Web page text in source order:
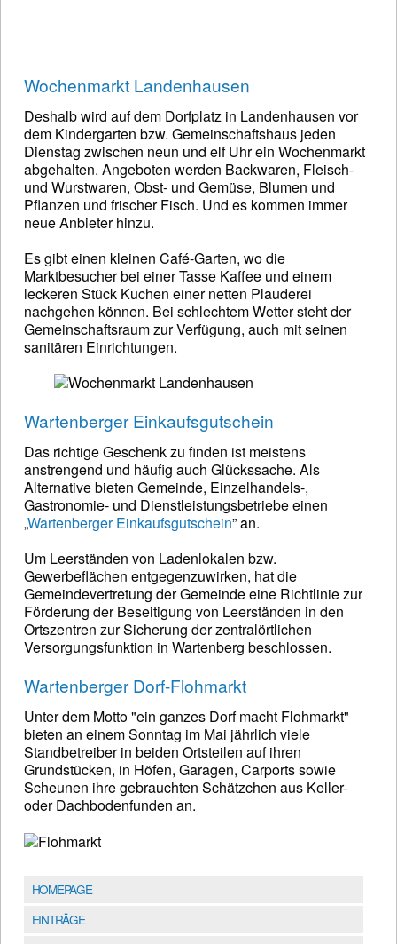
Wochenmarkt Landenhausen
Deshalb wird auf dem Dorfplatz in Landenhausen vor
dem Kindergarten bzw. Gemeinschaftshaus jeden
Dienstag zwischen neun und elf Uhr ein Wochenmarkt
abgehalten. Angeboten werden Backwaren, Fleisch-
und Wurstwaren, Obst- und Gemüse, Blumen und
Pflanzen und frischer Fisch. Und es kommen immer
neue Anbieter hinzu.
Es gibt einen kleinen Café-Garten, wo die
Marktbesucher bei einer Tasse Kaffee und einem
leckeren Stück Kuchen einer netten Plauderei
nachgehen können. Bei schlechtem Wetter steht der
Gemeinschaftsraum zur Verfügung, auch mit seinen
sanitären Einrichtungen.
Wartenberger Einkaufsgutschein
Das richtige Geschenk zu finden ist meistens
anstrengend und häufig auch Glückssache. Als
Alternative bieten Gemeinde, Einzelhandels-,
Gastronomie- und Dienstleistungsbetriebe einen
„Wartenberger Einkaufsgutschein” an.
Um Leerständen von Ladenlokalen bzw.
Gewerbeflächen entgegenzuwirken, hat die
Gemeindevertretung der Gemeinde eine Richtlinie zur
Förderung der Beseitigung von Leerständen in den
Ortszentren zur Sicherung der zentralörtlichen
Versorgungsfunktion in Wartenberg beschlossen.
Wartenberger Dorf-Flohmarkt
Unter dem Motto "ein ganzes Dorf macht Flohmarkt"
bieten an einem Sonntag im Mai jährlich viele
Standbetreiber in beiden Ortsteilen auf ihren
Grundstücken, in Höfen, Garagen, Carports sowie
Scheunen ihre gebrauchten Schätzchen aus Keller-
oder Dachbodenfunden an.
HOMEPAGE
EINTRÄGE